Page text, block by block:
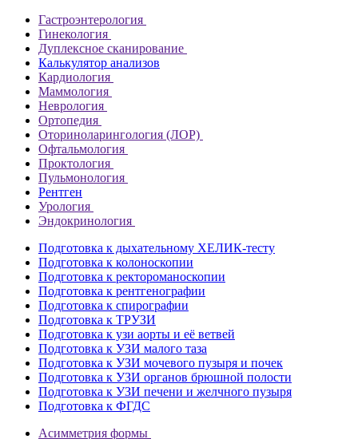
Гастроэнтерология
Гинекология
Дуплексное сканирование
Калькулятор анализов
Кардиология
Маммология
Неврология
Ортопедия
Оториноларингология (ЛОР)
Офтальмология
Проктология
Пульмонология
Рентген
Урология
Эндокринология
Подготовка к дыхательному ХЕЛИК-тесту
Подготовка к колоноскопии
Подготовка к ректороманоскопии
Подготовка к рентгенографии
Подготовка к спирографии
Подготовка к ТРУЗИ
Подготовка к узи аорты и её ветвей
Подготовка к УЗИ малого таза
Подготовка к УЗИ мочевого пузыря и почек
Подготовка к УЗИ органов брюшной полости
Подготовка к УЗИ печени и желчного пузыря
Подготовка к ФГДС
Асимметрия формы